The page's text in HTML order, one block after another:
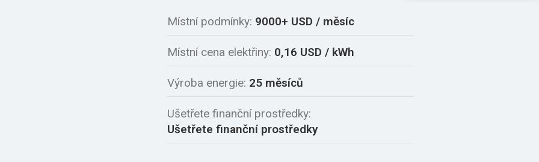
Místní podmínky: 9000+ USD / měsíc
Místní cena elektřiny: 0,16 USD / kWh
Výroba energie: 25 měsíců
Ušetřete finanční prostředky:
Ušetřete finanční prostředky